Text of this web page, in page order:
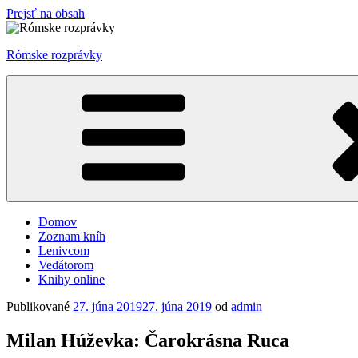
Prejsť na obsah
Rómske rozprávky
Domov
Zoznam kníh
Lenivcom
Vedátorom
Knihy online
Publikované 27. júna 201927. júna 2019 od admin
Milan Húževka: Čarokrásna Ruca